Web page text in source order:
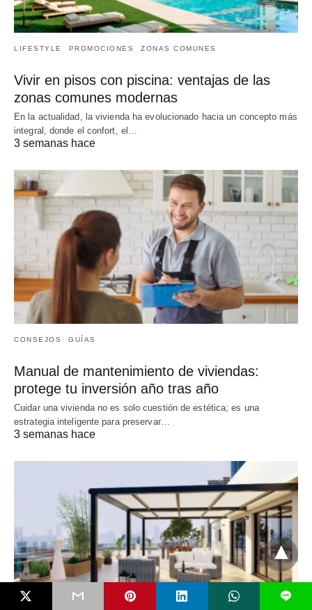
LIFESTYLE PROMOCIONES ZONAS COMUNES
Vivir en pisos con piscina: ventajas de las
zonas comunes modernas
En la actualidad, la vivienda ha evolucionado hacia un concepto más
integral, donde el confort, el…
3 semanas hace
CONSEJOS GUÍAS
Manual de mantenimiento de viviendas:
protege tu inversión año tras año
Cuidar una vivienda no es solo cuestión de estética; es una
estrategia inteligente para preservar…
3 semanas hace
L